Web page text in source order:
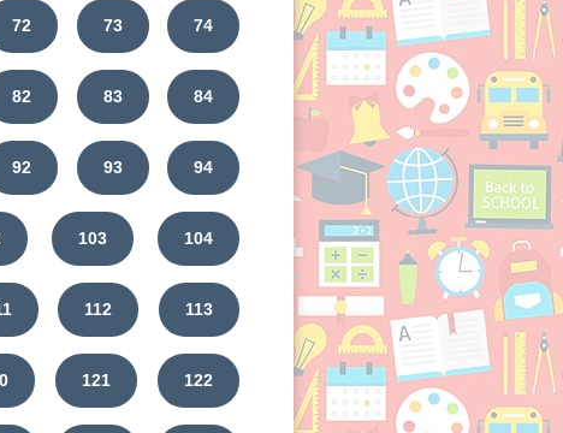
72 73 74
82 83 84
92 93 94
103 104
112 113
121 122